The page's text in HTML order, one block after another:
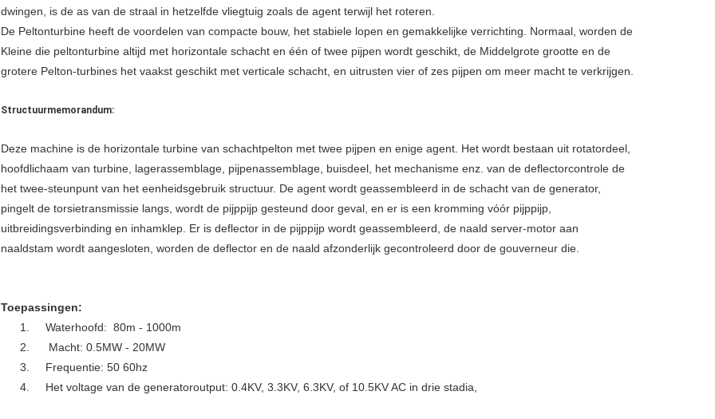
dwingen, is de as van de straal in hetzelfde vliegtuig zoals de agent terwijl het roteren.
De Peltonturbine heeft de voordelen van compacte bouw, het stabiele lopen en gemakkelijke verrichting. Normaal, worden de
Kleine die peltonturbine altijd met horizontale schacht en één of twee pijpen wordt geschikt, de Middelgrote grootte en de
grotere Pelton-turbines het vaakst geschikt met verticale schacht, en uitrusten vier of zes pijpen om meer macht te verkrijgen.
Structuurmemorandum:
Deze machine is de horizontale turbine van schachtpelton met twee pijpen en enige agent. Het wordt bestaan uit rotatordeel,
hoofdlichaam van turbine, lagerassemblage, pijpenassemblage, buisdeel, het mechanisme enz. van de deflectorcontrole de
het twee-steunpunt van het eenheidsgebruik structuur. De agent wordt geassembleerd in de schacht van de generator,
pingelt de torsietransmissie langs, wordt de pijppijp gesteund door geval, en er is een kromming vóór pijppijp,
uitbreidingsverbinding en inhamklep. Er is deflector in de pijppijp wordt geassembleerd, de naald server-motor aan
naaldstam wordt aangesloten, worden de deflector en de naald afzonderlijk gecontroleerd door de gouverneur die.
Toepassingen:
1. Waterhoofd: 80m - 1000m
2. Macht: 0.5MW - 20MW
3. Frequentie: 50 60hz
4. Het voltage van de generatoroutput: 0.4KV, 3.3KV, 6.3KV, of 10.5KV AC in drie stadia,